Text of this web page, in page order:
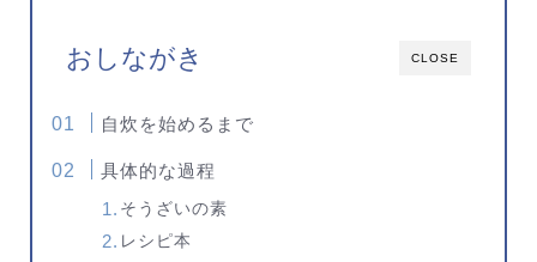
CLOSE
おしながき
自炊を始めるまで
具体的な過程
そうざいの素
レシピ本